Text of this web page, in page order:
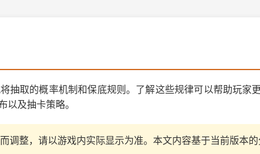
抽取的概率机制和保底规则。了解这些规律可以帮助玩家
及抽卡策略。
调整，请以游戏内实际显示为准。本文内容基于当前版本